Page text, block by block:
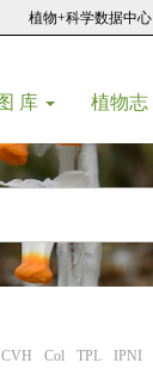
植物+科学数据中心
库 植物志
CVH Col TPL IPNI